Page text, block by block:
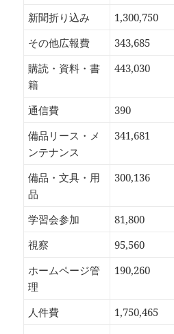
新聞折り込み
1,300,750
その他広報費
343,685
購読・資料・書
籍
443,030
通信費
390
備品リース・メ
ンテナンス
341,681
備品・文具・用
品
300,136
学習会参加
81,800
視察
95,560
ホームページ管
理
190,260
人件費
1,750,465